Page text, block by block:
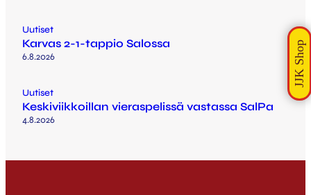
Uutiset
Karvas 2-1-tappio Salossa
6.8.2026
Uutiset
Keskiviikkoillan vieraspelissä vastassa SalPa
4.8.2026